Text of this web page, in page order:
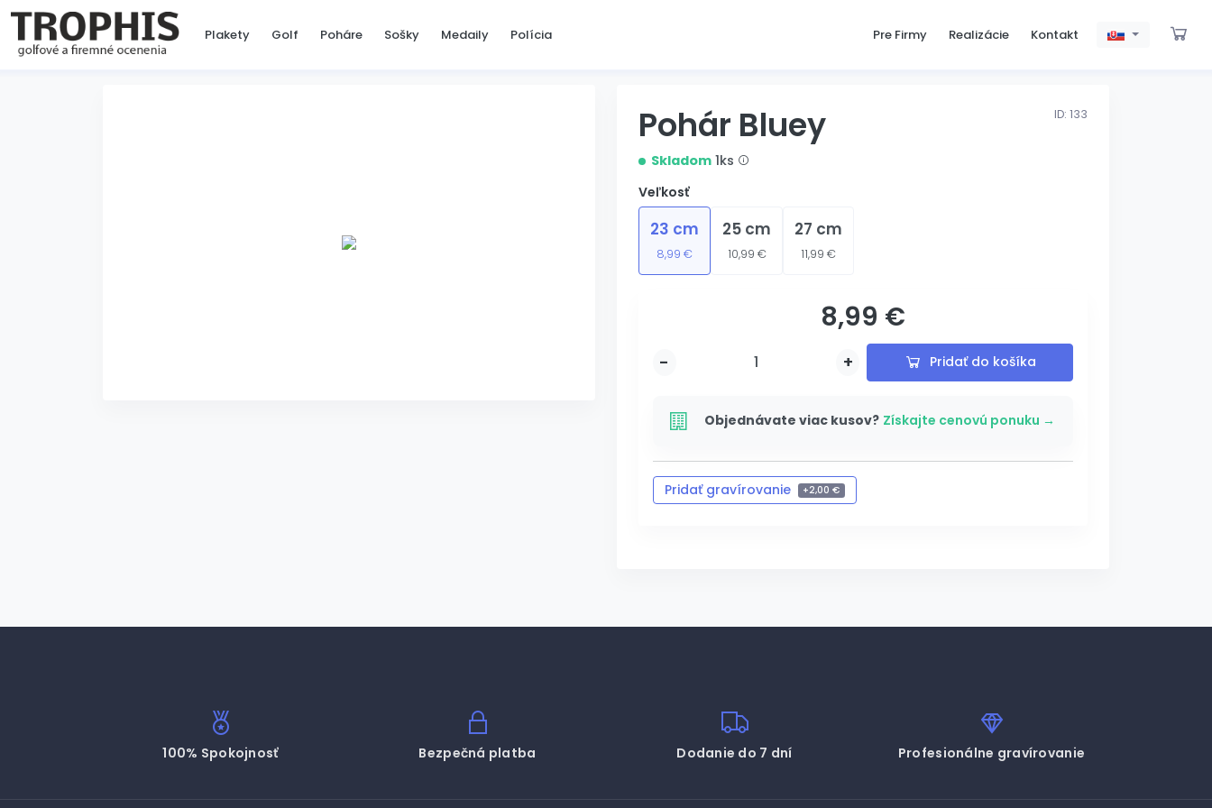
Plakety Golf Poháre Sošky Medaily Polícia Pre Firmy Realizácie Kontakt
Pohár Bluey ID: 133
Skladom 1ks
Veľkosť
23 cm
8,99 €
25 cm
10,99 €
27 cm
11,99 €
8,99 €
s gravírovaním
- +
Pridať do košíka
Pridávam...
Pridané
Objednávate viac kusov? Získajte cenovú ponuku →
Pridať gravírovanie +2,00 €
Zrušiť gravírovanie
100% Spokojnosť Bezpečná platba Dodanie do 7 dní Profesionálne gravírovanie